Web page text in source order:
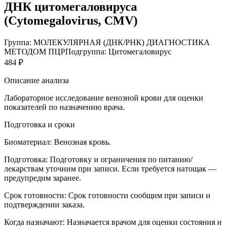
ДНК цитомегаловируса
(Cytomegalovirus, CMV)
Группа: МОЛЕКУЛЯРНАЯ (ДНК/РНК) ДИАГНОСТИКА
МЕТОДОМ ПЦРПодгруппа: Цитомегаловирус
484 ₽
Описание анализа
Лабораторное исследование венозной крови для оценки
показателей по назначению врача.
Подготовка и сроки
Биоматериал: Венозная кровь.
Подготовка: Подготовку и ограничения по питанию/
лекарствам уточним при записи. Если требуется натощак —
предупредим заранее.
Срок готовности: Срок готовности сообщим при записи и
подтверждении заказа.
Когда назначают: Назначается врачом для оценки состояния и